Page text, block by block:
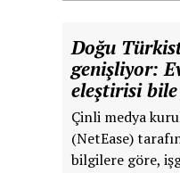
Doğu
genişliyor:
eleştirisi
Çinli medya
(NetEase)
bilgilere göre,